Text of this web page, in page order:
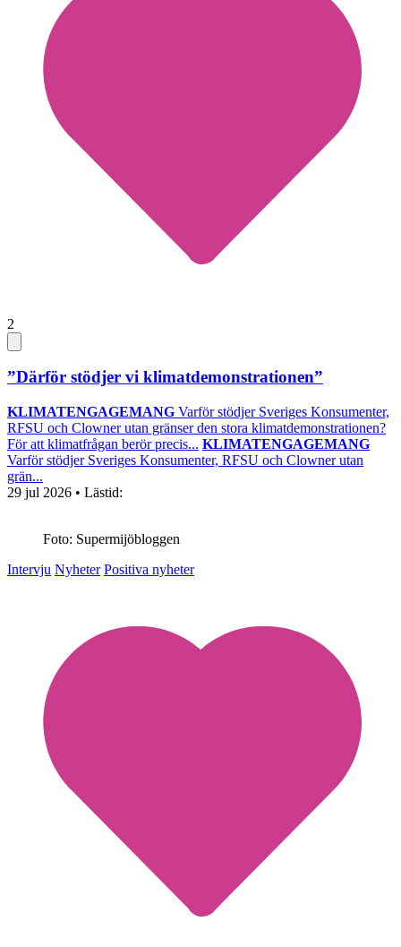
2
”Därför stödjer vi klimatdemonstrationen”
KLIMATENGAGEMANG Varför stödjer Sveriges Konsumenter,
RFSU och Clowner utan gränser den stora klimatdemonstrationen?
För att klimatfrågan berör precis... KLIMATENGAGEMANG
Varför stödjer Sveriges Konsumenter, RFSU och Clowner utan
grän...
29 jul 2026 • Lästid:
Foto: Supermijöbloggen
Intervju Nyheter Positiva nyheter